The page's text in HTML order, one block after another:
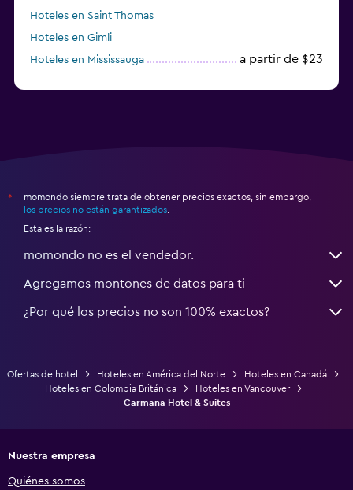
Hoteles en Saint Thomas
Hoteles en Gimli
Hoteles en Mississauga
a partir de $23
*
momondo siempre trata de obtener precios exactos, sin embargo,
los precios no están garantizados
Esta es la razón:
momondo no es el vendedor.
Agregamos montones de datos para ti
¿Por qué los precios no son 100% exactos?
Ofertas de hotel Hoteles en América del Norte
Hoteles en Canadá
Hoteles en Colombia Británica
Hoteles en Vancouver
Carmana Hotel & Suites
Nuestra empresa
Quiénes somos